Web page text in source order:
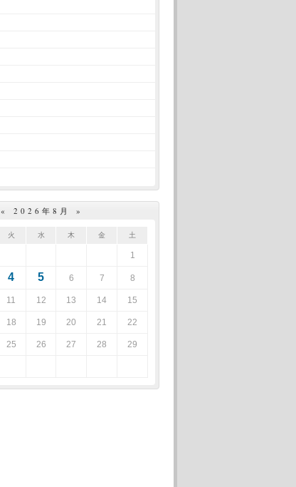
« 2026年8月 »
火 水 木 金 土
1
4 5 6 7 8
11 12 13 14 15
18 19 20 21 22
25 26 27 28 29